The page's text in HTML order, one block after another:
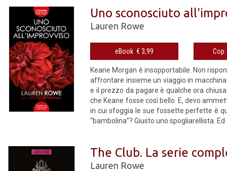
Uno sconosciuto
Lauren Rowe
eBook € 3,99
Keane Morgan è insopportabile. Non
affrontare insieme un viaggio in
e il prezzo da pagare è qualche ora
che Keane fosse così bello. E, devo
in cui sfoggia le sue fossette perfette è
“bambolina”? Giusto uno spogliarellista.
The Club. La serie
Lauren Rowe